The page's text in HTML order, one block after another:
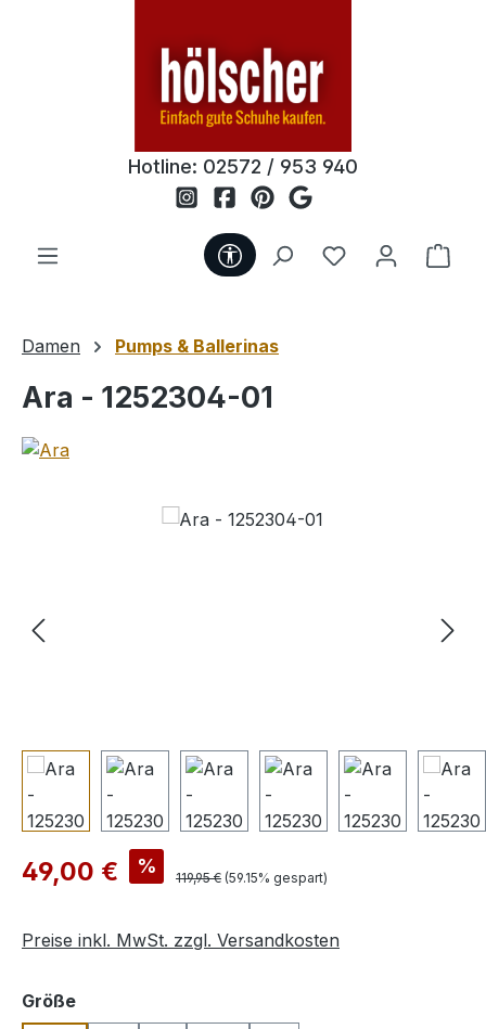
Hotline: 02572 / 953 940
Werkzeugleiste anzeigen
Du hast 0
Damen Pumps & Ballerinas
Ara - 1252304-01
Bildergalerie überspringen
Verkaufspreis:
49,00 € % Regulärer Preis:
119,95 € (59.15% gespart)
Preise inkl. MwSt. zzgl. Versandkosten
Größeauswählen